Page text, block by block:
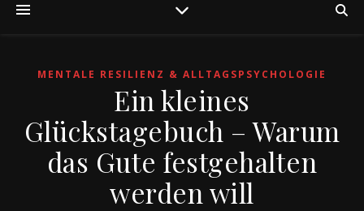
MENTALE RESILIENZ & ALLTAGSPSYCHOLOGIE
Ein kleines
Glückstagebuch – Warum
das Gute festgehalten
werden will